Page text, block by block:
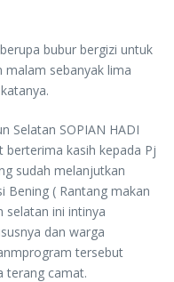
bubur bergizi untuk
malam sebanyak lima
Selatan SOPIAN HADI
berterima kasih kepada Pj
sudah melanjutkan
Bening ( Rantang makan
selatan ini intinya
dan warga
tersebut
terang camat.